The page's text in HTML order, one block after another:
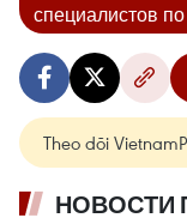
специалистов
Theo dõi
НОВОСТИ